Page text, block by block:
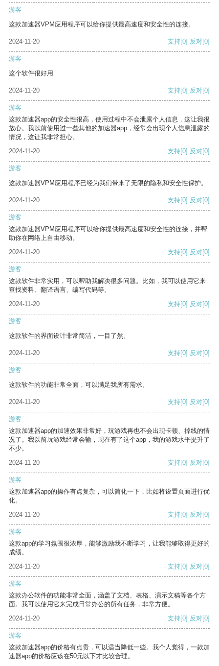
游客
这款加速器VPM应用程序可以给你提供最高速度和安全性的连接。
2024-11-20 支持[0] 反对[0]
游客
这个软件很好用
2024-11-20 支持[0] 反对[0]
游客
这款加速器app的安全性很高，使用过程中不会泄露个人信息，这让我很
放心。我以前使用过一些其他的加速器app，经常会出现个人信息泄露的
情况，这让我非常担心。
2024-11-20
支持[0] 反对[0]
游客
这款加速器VPM应用程序已经为我们带来了无限的隐私和安全性保护。
2024-11-20 支持[0] 反对[0]
游客
这款加速器VPM应用程序可以给你提供最高速度和安全性的连接，并帮
助你在网络上自由移动。
2024-11-20
支持[0] 反对[0]
游客
这款软件非常实用，可以帮助我解决很多问题。比如，我可以使用它来
查找资料、翻译语言、编写代码等。
2024-11-20
支持[0] 反对[0]
游客
这款软件的界面设计非常简洁，一目了然。
2024-11-20 支持[0] 反对[0]
游客
这款软件的功能非常全面，可以满足我所有需求。
2024-11-20 支持[0] 反对[0]
游客
这款加速器app的加速效果非常好，玩游戏再也不会出现卡顿、掉线的情
况了。我以前玩游戏经常会输，现在有了这个app，我的游戏水平提升了
不少。
2024-11-20
支持[0] 反对[0]
游客
这款加速器app的操作有点复杂，可以简化一下，比如将设置页面进行优
化。
2024-11-20
支持[0] 反对[0]
游客
这款app的学习氛围很浓厚，能够激励我不断学习，让我能够取得更好的
成绩。
2024-11-20
支持[0] 反对[0]
游客
这款办公软件的功能非常全面，涵盖了文档、表格、演示文稿等各个方
面。我可以使用它来完成日常办公的所有任务，非常方便。
2024-11-20
支持[0] 反对[0]
游客
这款加速器app的价格有点贵，可以适当降低一些。我个人觉得，一款加
速器app的价格应该在50元以下才比较合理。